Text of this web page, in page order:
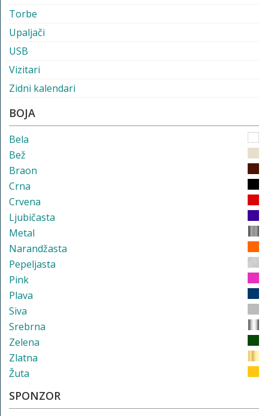
Torbe
Upaljači
USB
Vizitari
Zidni kalendari
BOJA
Bela
Bež
Braon
Crna
Crvena
Ljubičasta
Metal
Narandžasta
Pepeljasta
Pink
Plava
Siva
Srebrna
Zelena
Zlatna
Žuta
SPONZOR